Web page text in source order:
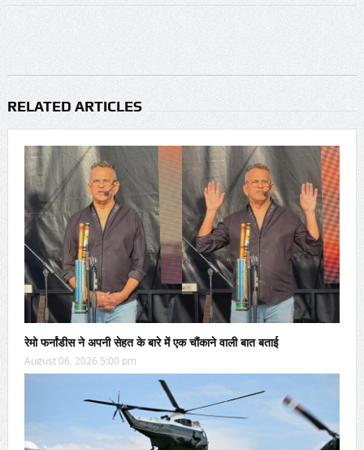
RELATED ARTICLES
रेमो फर्नांडीस ने अपनी सेहत के बारे में एक चौंकाने वाली बात बताई
August 06, 2026 5:00 pm